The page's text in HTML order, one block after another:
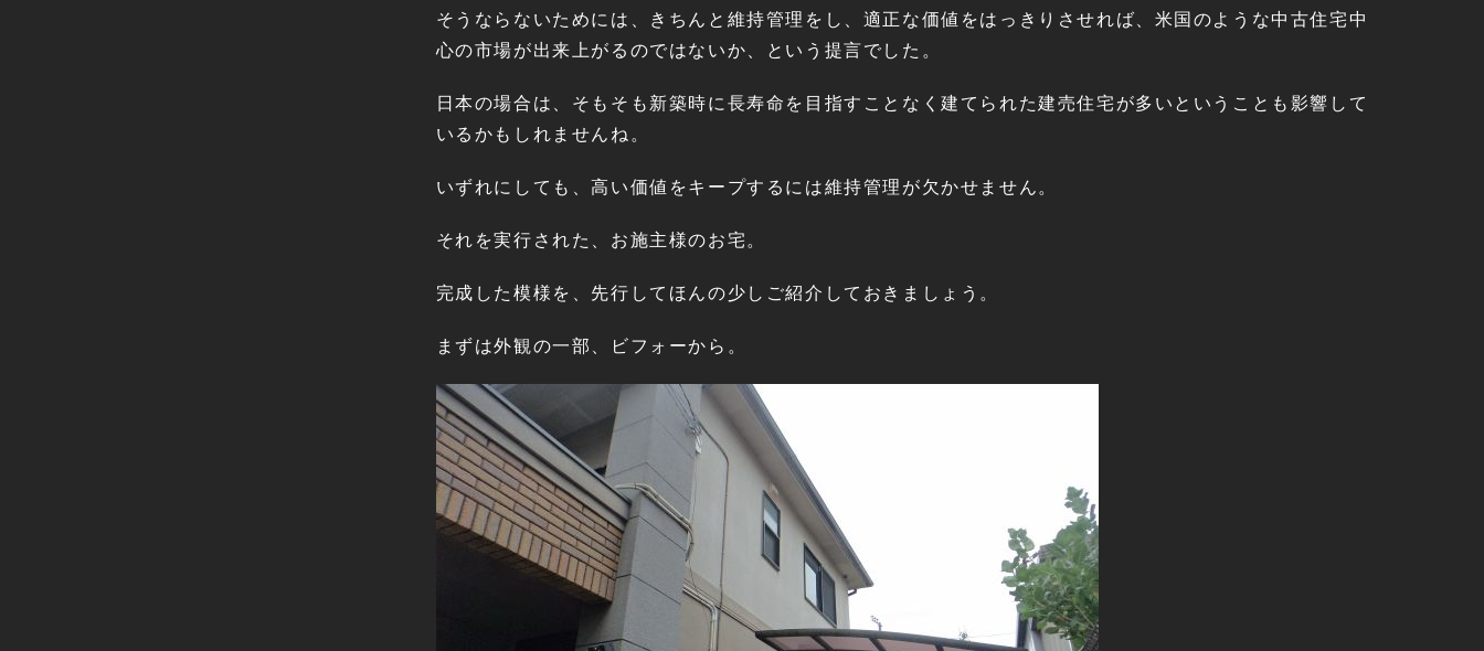
そうならないためには、きちんと維持管理をし、適正な価値をはっきりさせれば、米国のような中古住宅中
心の市場が出来上がるのではないか、という提言でした。
日本の場合は、そもそも新築時に長寿命を目指すことなく建てられた建売住宅が多いということも影響して
いるかもしれませんね。
いずれにしても、高い価値をキープするには維持管理が欠かせません。
それを実行された、お施主様のお宅。
完成した模様を、先行してほんの少しご紹介しておきましょう。
まずは外観の一部、ビフォーから。